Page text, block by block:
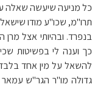
כל מניעה שיעשה שאלה
תרו"מ, שכו"ע מודו
בנפרד. ובהיותי אצל
כך וענה לי בפשיטות
להשאל על מין אחד
גדולה מו"ר הגר"ש